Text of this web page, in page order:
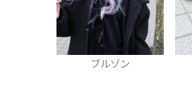
ブーツ